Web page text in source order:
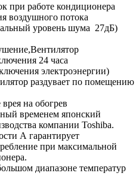
при работе кондиционера
воздушного потока
уровень шума 27дБ)
24 часа
электроэнергии)
раздувает по помещению
на обогрев
временем японский
компании Toshiba.
А гарантирует
при максимальной
диапазоне температур